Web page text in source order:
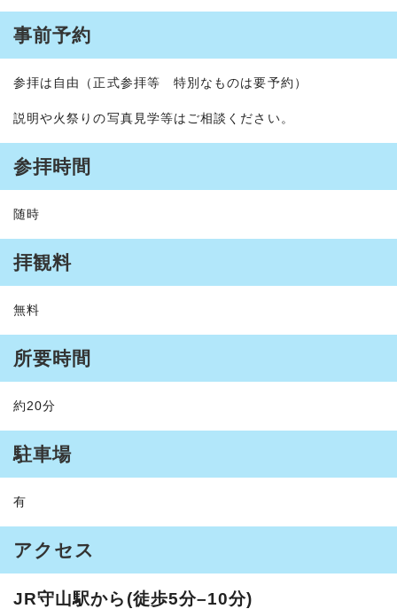
事前予約
参拝は自由（正式参拝等 特別なものは要予約）
説明や火祭りの写真見学等はご相談ください。
参拝時間
随時
拝観料
無料
所要時間
約20分
駐車場
有
アクセス
JR守山駅から(徒歩5分–10分)